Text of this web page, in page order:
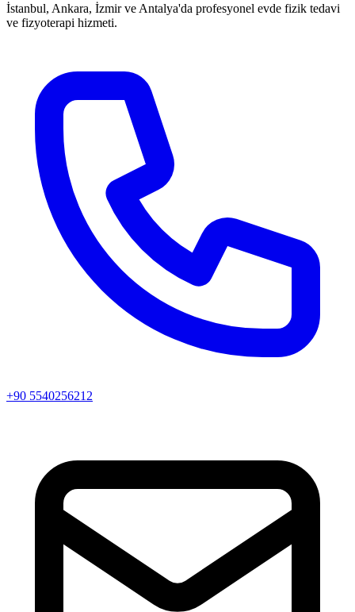
İstanbul, Ankara, İzmir ve Antalya'da profesyonel evde fizik tedavi
ve fizyoterapi hizmeti.
+90 5540256212